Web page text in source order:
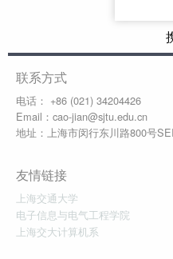
联系方式
电话： +86 (021) 34204426
Email：cao-jian@sjtu.edu.cn
地址：上海市闵行东川路800号
友情链接
上海交通大学
电子信息与电气工程学院
上海交大计算机系